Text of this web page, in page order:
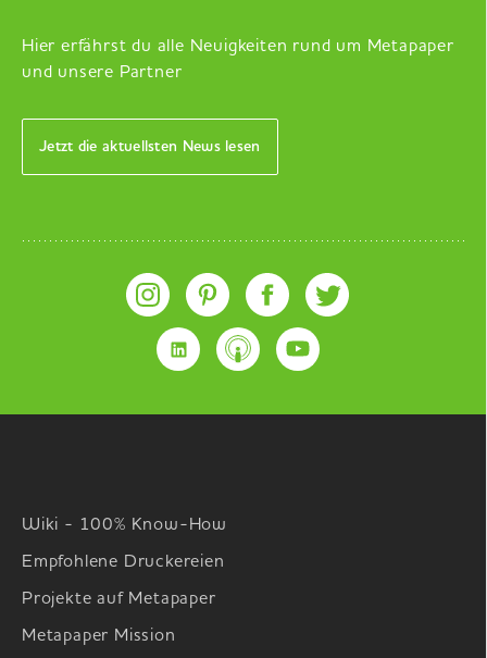
Hier erfährst du alle Neuigkeiten rund um Metapaper
und unsere Partner
Jetzt die aktuellsten News lesen
Wiki - 100% Know-How
Empfohlene Druckereien
Projekte auf Metapaper
Metapaper Mission